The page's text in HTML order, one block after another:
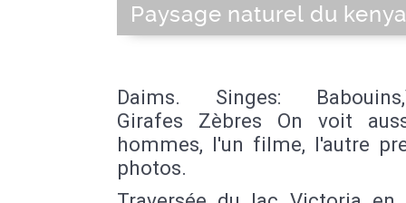
Paysage naturel du
Daims. Singes:
Girafes Zèbres On voit
hommes, l'un filme, l'autre
photos.